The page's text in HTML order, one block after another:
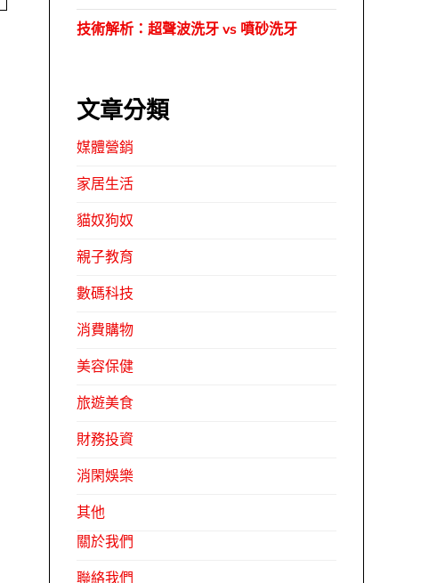
技術解析：超聲波洗牙 vs 噴砂洗牙
文章分類
媒體營銷
家居生活
貓奴狗奴
親子教育
數碼科技
消費購物
美容保健
旅遊美食
財務投資
消閑娛樂
其他
關於我們
聯絡我們